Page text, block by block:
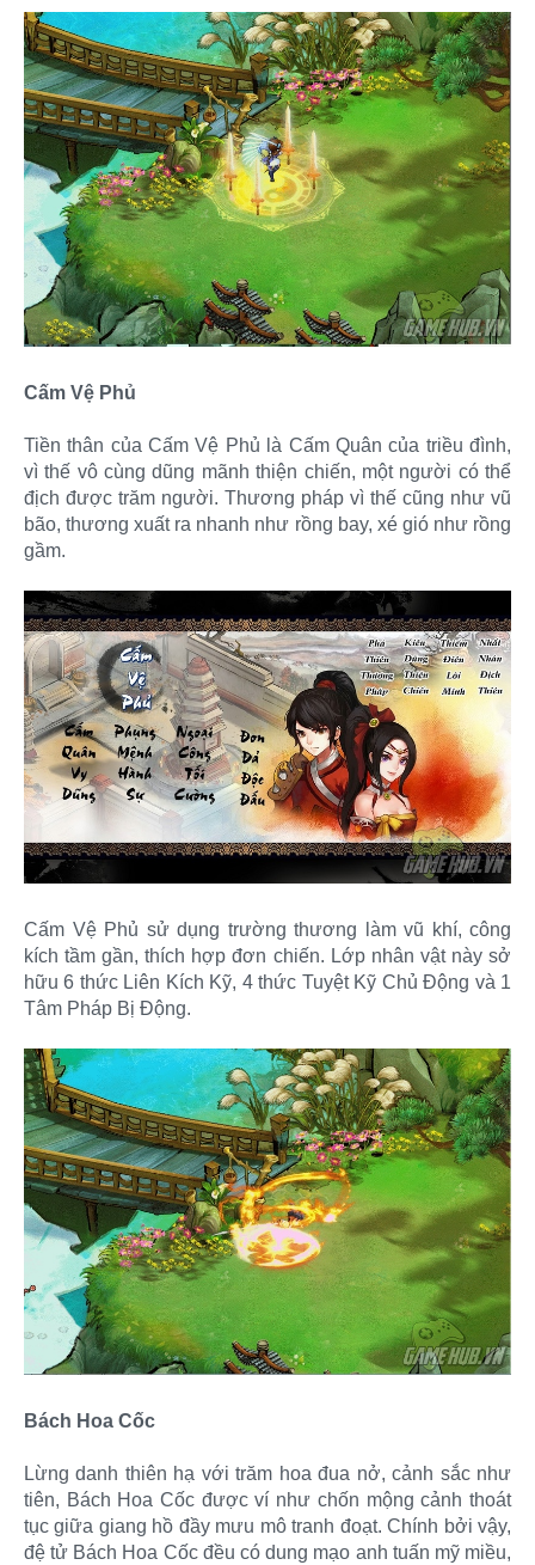
Cấm Vệ Phủ
Tiền thân của Cấm Vệ Phủ là Cấm Quân của triều đình,
vì thế vô cùng dũng mãnh thiện chiến, một người có thể
địch được trăm người. Thương pháp vì thế cũng như vũ
bão, thương xuất ra nhanh như rồng bay, xé gió như rồng
gầm.
Cấm Vệ Phủ sử dụng trường thương làm vũ khí, công
kích tầm gần, thích hợp đơn chiến. Lớp nhân vật này sở
hữu 6 thức Liên Kích Kỹ, 4 thức Tuyệt Kỹ Chủ Động và 1
Tâm Pháp Bị Động.
Bách Hoa Cốc
Lừng danh thiên hạ với trăm hoa đua nở, cảnh sắc như
tiên, Bách Hoa Cốc được ví như chốn mộng cảnh thoát
tục giữa giang hồ đầy mưu mô tranh đoạt. Chính bởi vậy,
đệ tử Bách Hoa Cốc đều có dung mạo anh tuấn mỹ miều,